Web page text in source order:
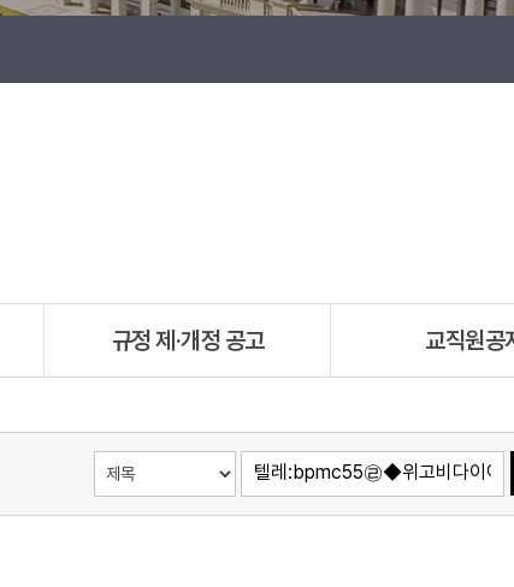
규정 제·개정 공고 교직원공